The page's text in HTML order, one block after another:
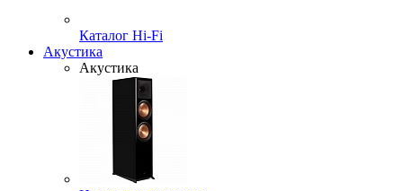
Каталог Hi-Fi
Акустика
Акустика